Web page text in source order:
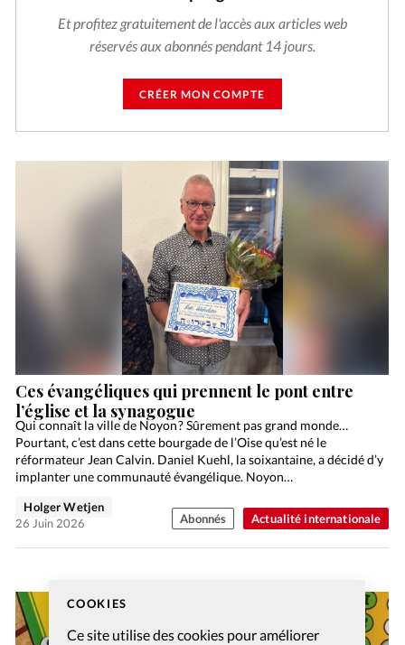
COOKIES
Ce site utilise des cookies pour améliorer
Et profitez gratuitement de l'accès aux articles web
réservés aux abonnés pendant 14 jours.
CRÉER MON COMPTE
Actualité internationale
Ces évangéliques qui prennent le pont entre
l’église et la synagogue
Qui connaît la ville de Noyon ? Sûrement pas grand monde…
Pourtant, c’est dans cette bourgade de l’Oise qu’est né le
réformateur Jean Calvin. Daniel Kuehl, la soixantaine, a décidé d’y
implanter une communauté évangélique. Noyon…
Holger Wetjen
26 Juin 2026
Abonnés